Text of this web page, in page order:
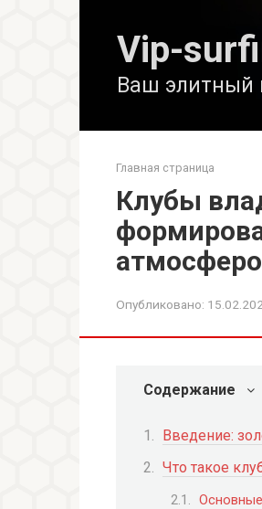
Vip-
Ваш элитный
Главная страница
Клубы
Опубликовано:
Содержание
Введение:
Что такое